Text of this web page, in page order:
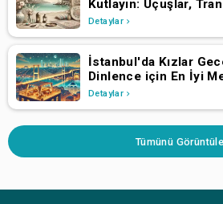
Kutlayın: Uçuşlar,
Oteller ve Yıldızlarla
Detaylar
İstanbul'da Kızlar
Dinlence için En İyi
Detaylar
Tümünü Görüntüle